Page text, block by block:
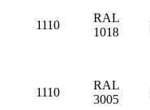
1110
RAL
1018
1110
RAL
3005